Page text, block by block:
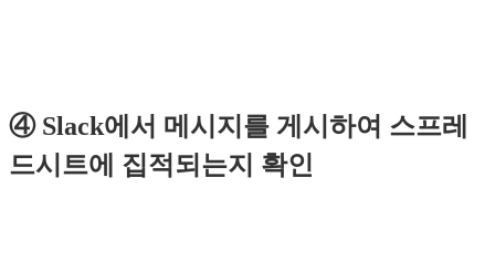
④ Slack에서 메시지를 게시하여 스프레
드시트에 집적되는지 확인